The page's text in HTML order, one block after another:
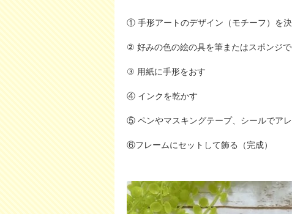
① 手形アートのデザイン（モチーフ）を
② 好みの色の絵の具を筆またはスポンジ
③ 用紙に手形をおす
④ インクを乾かす
⑤ ペンやマスキングテープ、シールでア
⑥フレームにセットして飾る（完成）